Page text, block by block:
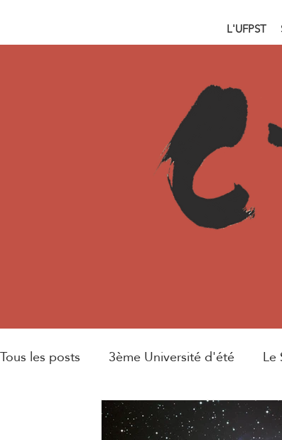
L'UFPST
Tous les posts 3ème Université d'été Le
Médecine orientale